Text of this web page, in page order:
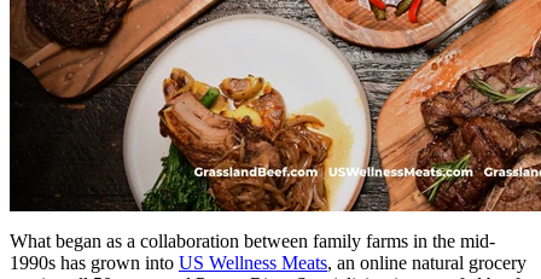
What began as a collaboration between family farms in the mid-
1990s has grown into US Wellness Meats, an online natural grocery